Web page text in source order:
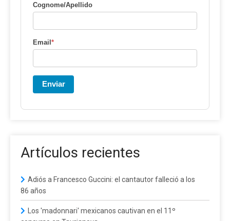
Cognome/Apellido
Email *
Enviar
Artículos recientes
Adiós a Francesco Guccini: el cantautor falleció a los
86 años
Los 'madonnari' mexicanos cautivan en el 11º